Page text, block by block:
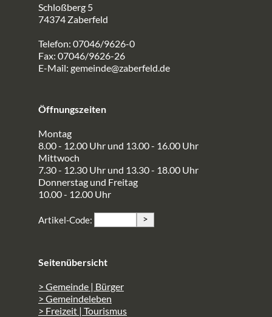
Schloßberg 5
74374 Zaberfeld
Telefon: 07046/9626-0
Fax: 07046/9626-26
E-Mail: gemeinde@zaberfeld.de
Öffnungszeiten
Montag
8.00 - 12.00 Uhr und 13.00 - 16.00 Uhr
Mittwoch
7.30 - 12.30 Uhr und 13.30 - 18.00 Uhr
Donnerstag und Freitag
10.00 - 12.00 Uhr
Artikel-Code: >
Seitenübersicht
> Gemeinde | Bürger
> Gemeindeleben
> Freizeit | Tourismus